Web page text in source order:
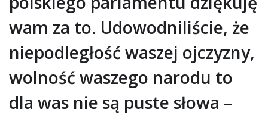
wam za to. Udowodniliście, że
niepodległość waszej ojczyzny,
wolność waszego narodu to
dla was nie są puste słowa –